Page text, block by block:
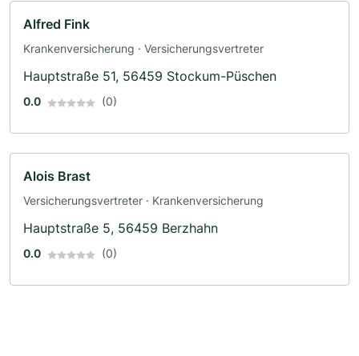
Alfred Fink
Krankenversicherung · Versicherungsvertreter
Hauptstraße 51, 56459 Stockum-Püschen
0.0 (0)
Alois Brast
Versicherungsvertreter · Krankenversicherung
Hauptstraße 5, 56459 Berzhahn
0.0 (0)